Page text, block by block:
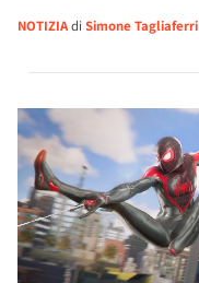
NOTIZIAdi Simone Tagliaferri